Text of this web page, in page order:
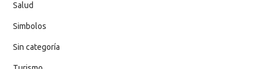
Salud
Simbolos
Sin categoría